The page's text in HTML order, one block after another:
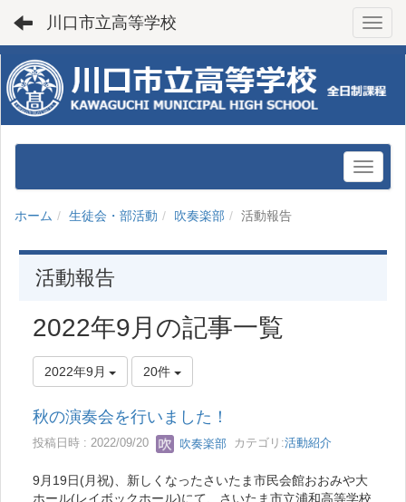
川口市立高等学校
ホーム 生徒会・部活動 吹奏楽部 活動報告
活動報告
2022年9月の記事一覧
2022年9月 20件
秋の演奏会を行いました！
投稿日時 : 2022/09/20 吹奏楽部 カテゴリ:活動紹介
9月19日(月祝)、新しくなったさいたま市民会館おおみや大
ホール(レイボックホール)にて、さいたま市立浦和高等学校